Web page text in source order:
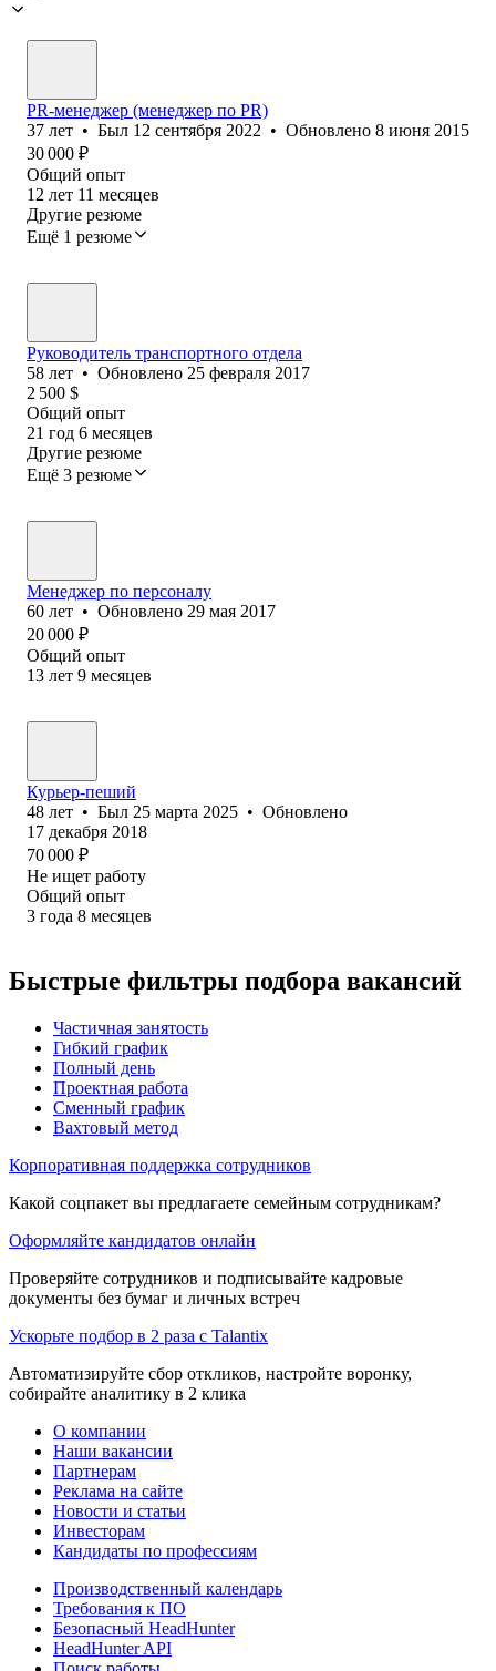
PR-менеджер (менеджер по PR)
37 лет • Был 12 сентября 2022 • Обновлено 8 июня 2015
30 000 ₽
Общий опыт
12 лет 11 месяцев
Другие резюме
Ещё 1 резюме
Руководитель транспортного отдела
58 лет • Обновлено 25 февраля 2017
2 500 $
Общий опыт
21 год 6 месяцев
Другие резюме
Ещё 3 резюме
Менеджер по персоналу
60 лет • Обновлено 29 мая 2017
20 000 ₽
Общий опыт
13 лет 9 месяцев
Курьер-пеший
48 лет • Был 25 марта 2025 • Обновлено
17 декабря 2018
70 000 ₽
Не ищет работу
Общий опыт
3 года 8 месяцев
Быстрые фильтры подбора вакансий
Частичная занятость
Гибкий график
Полный день
Проектная работа
Сменный график
Вахтовый метод
Корпоративная поддержка сотрудников
Какой соцпакет вы предлагаете семейным сотрудникам?
Оформляйте кандидатов онлайн
Проверяйте сотрудников и подписывайте кадровые
документы без бумаг и личных встреч
Ускорьте подбор в 2 раза с Talantix
Автоматизируйте сбор откликов, настройте воронку,
собирайте аналитику в 2 клика
О компании
Наши вакансии
Партнерам
Реклама на сайте
Новости и статьи
Инвесторам
Кандидаты по профессиям
Производственный календарь
Требования к ПО
Безопасный HeadHunter
HeadHunter API